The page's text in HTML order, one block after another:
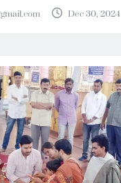
Dec 30, 2024